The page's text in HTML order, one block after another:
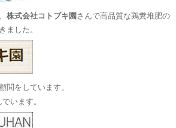
株式会社コトブキ園 さんで高品質な鶏糞堆肥の
ました。
問をしています。
います。